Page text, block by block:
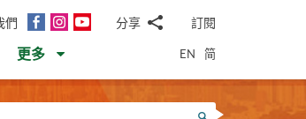
們
面
InstagramYouTube分享
郵WhatsApp
微
信
面
訂閱
更多 EN 简
搜尋